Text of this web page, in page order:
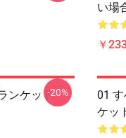
い場
￥
ンケット-20%
01
ケッ